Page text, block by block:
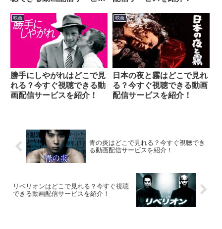
映画
勝手にしやがれはどこで見
れる？今すぐ視聴できる動
画配信サービスを紹介！
映画
日本の夜と霧はどこで見れ
る？今すぐ視聴できる動画
配信サービスを紹介！
青の炎はどこで見れる？今すぐ視聴でき
る動画配信サービスを紹介！
リベリオンはどこで見れる？今すぐ視聴
できる動画配信サービスを紹介！